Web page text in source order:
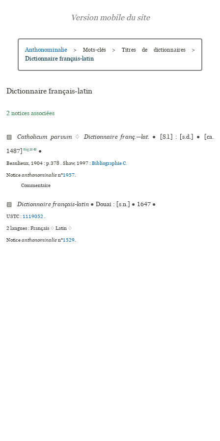
Anthonominalie > Mots-clés > Titres de dictionnaires >
Dictionnaire français-latin
Dictionnaire français-latin
2 notices associées
▨Catholicum parvum ♢Dictionnaire franç.—lat. ● [S.l.] : [s.d.] ●
[ca.
1487]
Big1848 ●
Beaulieux, 1904 : p.378 . Shaw, 1997 :Bibliographie C.
Noticeanthonominalien°1957.
Commentaire
▨Dictionnaire français-latin ● Douai : [s.n.] ● 1647 ●
USTC : 1119052.
2 langues :Français ♢Latin ♢
Noticeanthonominalien°1529.